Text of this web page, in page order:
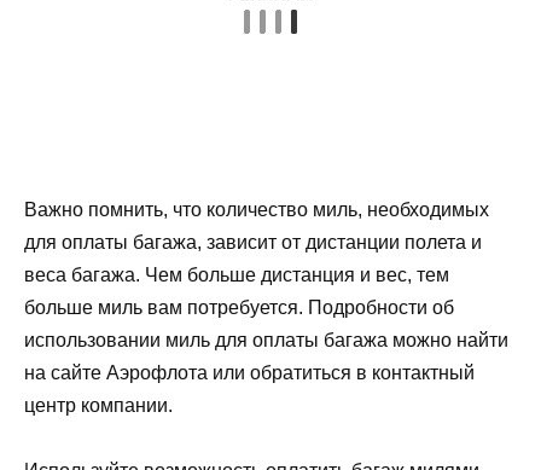
Важно помнить, что количество миль, необходимых
для оплаты багажа, зависит от дистанции полета и
веса багажа. Чем больше дистанция и вес, тем
больше миль вам потребуется. Подробности об
использовании миль для оплаты багажа можно найти
на сайте Аэрофлота или обратиться в контактный
центр компании.